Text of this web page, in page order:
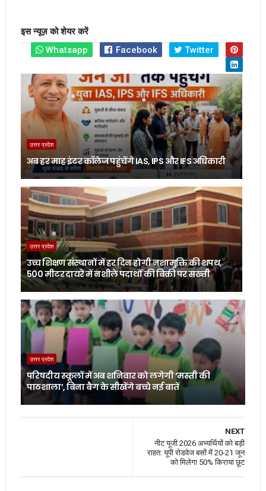
इस न्यूज़ को शेयर करें
Whatsapp
Facebook Twitter
उत्तर प्रदेश
अब हर माह इंटर कॉलेज पहुंचेंगे IAS, IPS और IFS अधिकारी
उत्तर प्रदेश
उच्च शिक्षण संस्थानों में हर दिन होगी नशामुक्ति की शपथ,
500 मीटर दायरे में नशीले पदार्थों की बिक्री पर सख्ती
उत्तर प्रदेश
परिषदीय स्कूलों में अब शनिवार को लगेगी ‘मस्ती की
पाठशाला’, बिना बैग के सीखेंगे बच्चे नई बातें
NEXT
नीट यूजी 2026 अभ्यर्थियों को बड़ी
राहत: यूपी रोडवेज बसों में 20-21 जून
को मिलेगा 50% किराया छूट